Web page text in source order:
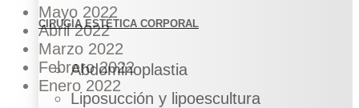
CIRUGÍA ESTÉTICA CORPORAL
Abdominoplastia
Liposucción y lipoescultura
Mayo 2022
Abril 2022
Marzo 2022
Febrero 2022
Enero 2022